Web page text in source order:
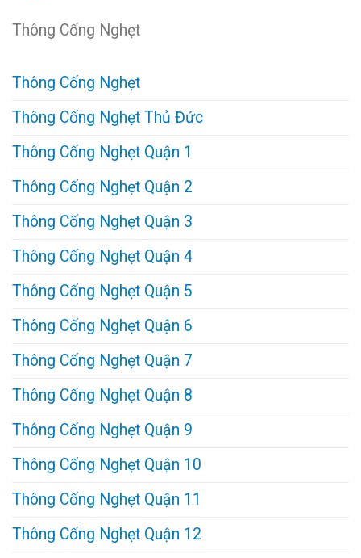
Thông Cống Nghẹt
Thông Cống Nghẹt
Thông Cống Nghẹt Thủ Đức
Thông Cống Nghẹt Quận 1
Thông Cống Nghẹt Quận 2
Thông Cống Nghẹt Quận 3
Thông Cống Nghẹt Quận 4
Thông Cống Nghẹt Quận 5
Thông Cống Nghẹt Quận 6
Thông Cống Nghẹt Quận 7
Thông Cống Nghẹt Quận 8
Thông Cống Nghẹt Quận 9
Thông Cống Nghẹt Quận 10
Thông Cống Nghẹt Quận 11
Thông Cống Nghẹt Quận 12